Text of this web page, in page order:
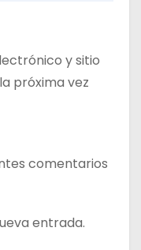
y sitio
próxima vez
comentarios
entrada.